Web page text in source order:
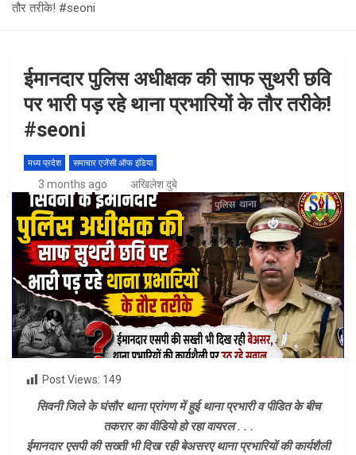
तौर तरीके! #seoni
ईमानदार पुलिस अधीक्षक की साफ सुथरी छवि
पर भारी पड़ रहे थाना प्रभारियों के तौर तरीके!
#seoni
मध्य प्रदेश समाचार एजेंसी ऑफ इंडिया
3 months ago अखिलेश दुबे
Post Views: 149
सिवनी जिले के घंसौर थाना प्रांगण में हुई थाना प्रभारी व पीडित के बीच
तकरार का वीडियो हो रहा वायरल . . .
ईमानदार एसपी की सख्ती भी दिख रही बेअसरए थाना प्रभारियों की कार्यशैली